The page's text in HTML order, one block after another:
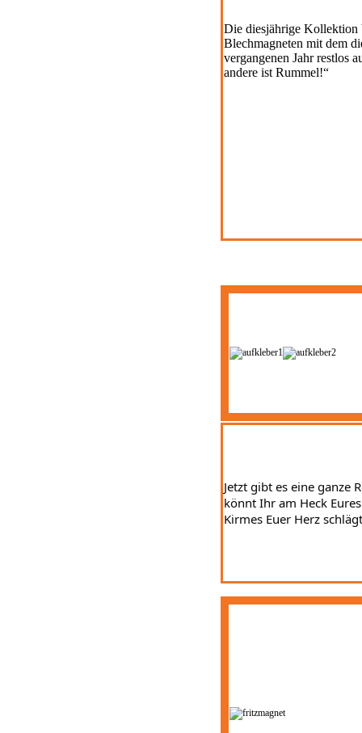
Die diesjährige Kollektion
Blechmagneten mit dem
vergangenen Jahr restlos
andere ist Rummel!“
Jetzt gibt es eine ganze
könnt Ihr am Heck
Kirmes Euer Herz